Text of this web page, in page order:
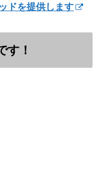
ドを提供します
す！